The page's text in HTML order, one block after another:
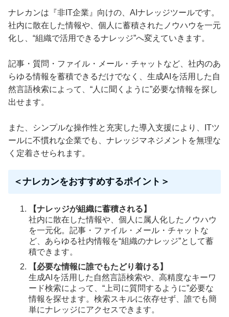
ナレカンは『非IT企業』向けの、AIナレッジツールです。
社内に散在した情報や、個人に蓄積されたノウハウを一元
化し、“組織で活用できるナレッジ”へ変えていきます。
記事・質問・ファイル・メール・チャットなど、社内のあ
らゆる情報を蓄積できるだけでなく、生成AIを活用した自
然言語検索によって、“人に聞くように”必要な情報を探し
出せます。
また、シンプルな操作性と充実した導入支援により、ITツ
ールに不慣れな企業でも、ナレッジマネジメントを無理な
く定着させられます。
＜ナレカンをおすすめするポイント＞
【ナレッジが組織に蓄積される】
社内に散在した情報や、個人に属人化したノウハウ
を一元化。記事・ファイル・メール・チャットな
ど、あらゆる社内情報を“組織のナレッジ”として蓄
積できます。
【必要な情報に誰でもたどり着ける】
生成AIを活用した自然言語検索や、高精度なキーワ
ード検索によって、“上司に質問するように”必要な
情報を探せます。検索スキルに依存せず、誰でも簡
単にナレッジにアクセスできます。